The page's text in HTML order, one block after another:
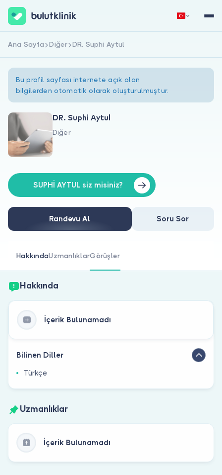
Hakkımızda
Doktorlar için
Doktor musunuz?
Hemen Kaydol
Ana Sayfa Diğer DR. Suphi Aytul
Bu profil sayfası internete açık olan
bilgilerden otomatik olarak oluşturulmuştur.
DR. Suphi Aytul
Diğer
SUPHİ AYTUL siz misiniz?
Randevu Al Soru Sor
HakkındaUzmanlıklarGörüşler
Hakkında
İçerik Bulunamadı
Bilinen Diller
Türkçe
Uzmanlıklar
İçerik Bulunamadı